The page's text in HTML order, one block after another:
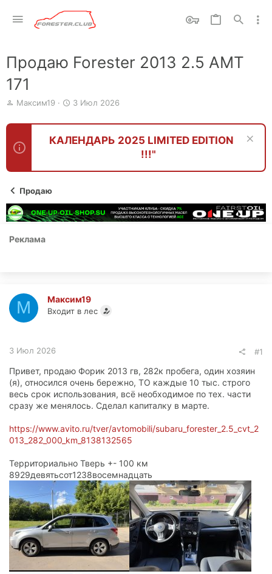
Продаю Forester 2013 2.5 АМТ
171
А
т
р
т
ы
Максим19
Д
т
а
н
3 Июл 2026
КАЛЕНДАРЬ 2025 LIMITED EDITION
!!!"
Продаю
Реклама
М Максим19
Входит в лес
3 Июл 2026 #1
Привет, продаю Форик 2013 гв, 282к пробега, один хозяин
(я), относился очень бережно, ТО каждые 10 тыс. строго
весь срок использования, всё необходимое по тех. части
сразу же менялось. Сделал капиталку в марте.
https://www.avito.ru/tver/avtomobili/subaru_forester_2.5_cvt_2
013_282_000_km_8138132565
Территориально Тверь +- 100 км
8929девятьсот1238восемнадцать